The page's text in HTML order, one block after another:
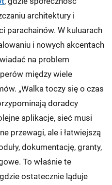
architektury i
parachainów. W kuluarach
i nowych akcentach
na problem
między wiele
„Walka toczy się o czas
doradcy
aplikacje, sieć musi
przewagi, ale i łatwiejszą
dokumentację, granty,
To właśnie te
ostatecznie ląduje